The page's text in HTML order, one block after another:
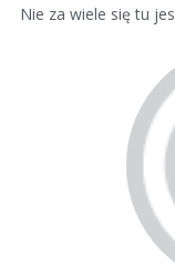
Nie za wiele się tu